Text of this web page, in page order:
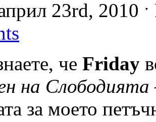
23rd, 2010
че Friday
на Слободията
за моето